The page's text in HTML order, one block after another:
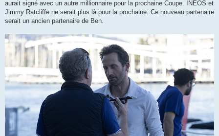
g
aurait signé avec un autre millionnaire pour la prochaine Coupe. INEOS et
Jimmy Ratcliffe ne serait plus là pour la prochaine. Ce nouveau partenaire
serait un ancien partenaire de Ben.